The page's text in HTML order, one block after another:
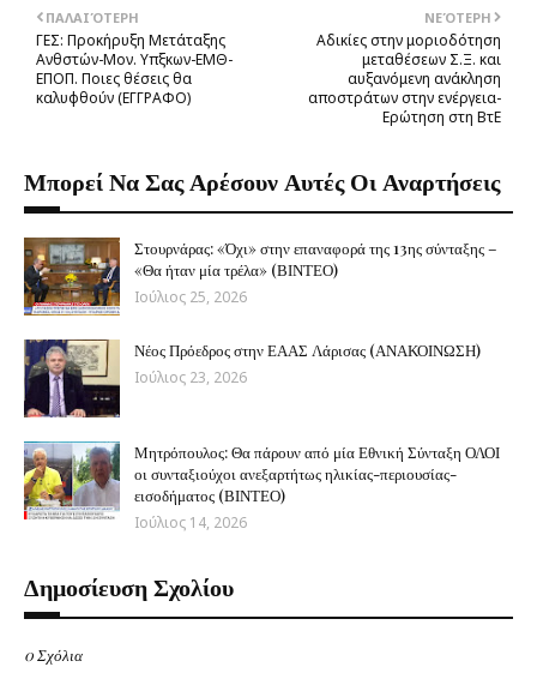
ΝΕΌΤΕΡΗ
Αδικίες στην μοριοδότηση
μεταθέσεων Σ.Ξ. και
αυξανόμενη ανάκληση
αποστράτων στην ενέργεια-
Ερώτηση στη ΒτΕ
ΠΑΛΑΙΌΤΕΡΗ
ΓΕΣ: Προκήρυξη Μετάταξης
Ανθστών-Μον. Υπξκων-ΕΜΘ-
ΕΠΟΠ. Ποιες θέσεις θα
καλυφθούν (ΕΓΓΡΑΦΟ)
Μπορεί Να Σας Αρέσουν Αυτές Οι Αναρτήσεις
Στουρνάρας: «Όχι» στην επαναφορά της 13ης σύνταξης –
«Θα ήταν μία τρέλα» (ΒΙΝΤΕΟ)
Ιούλιος 25, 2026
Νέος Πρόεδρος στην ΕΑΑΣ Λάρισας (ΑΝΑΚΟΙΝΩΣΗ)
Ιούλιος 23, 2026
Μητρόπουλος: Θα πάρουν από μία Εθνική Σύνταξη ΟΛΟΙ
οι συνταξιούχοι ανεξαρτήτως ηλικίας-περιουσίας-
εισοδήματος (ΒΙΝΤΕΟ)
Ιούλιος 14, 2026
Δημοσίευση Σχολίου
0 Σχόλια